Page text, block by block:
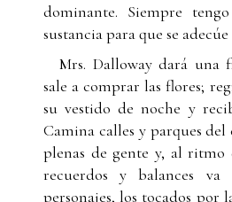
dominante. Siempre
sustancia para que se
Mrs. Dalloway dará una
sale a comprar las flores;
su vestido de noche y
Camina calles y parques
plenas de gente y, al ritmo
recuerdos y balances va
personajes, los tocados por